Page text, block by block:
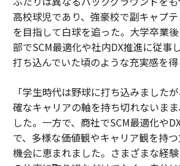
高校球児であり、強豪校で副キャプ
を目指して白球を追った。大学卒業
部でSCM最適化や社内DX推進に従事
打ち込んでいた頃のような充実感を得
「学生時代は野球に打ち込みました
確なキャリアの軸を持ち切れないま
した。一方で、商社でSCM最適化や
で、多様な価値観やキャリア観を持
機会に恵まれました。さまざまな経